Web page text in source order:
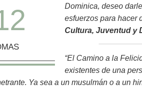
2
Dominica, deseo
esfuerzos para hacer
Cultura, Juventud y
“El Camino a la
existentes de una
Ya sea a un musulmán o a un